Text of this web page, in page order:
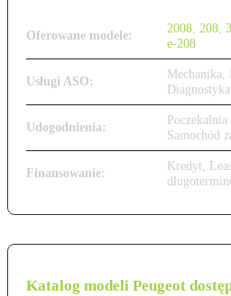
Oferowane modele: 2008 208
e-208
Usługi ASO:
Mechanika,
Udogodnienia:
Samochód
Finansowanie:
Kredyt,
Katalog modeli Peugeot